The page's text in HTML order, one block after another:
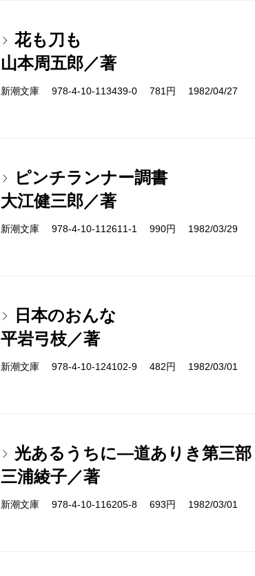
花も刀も
山本周五郎／著
新潮文庫 978-4-10-113439-0 781円 1982/04/27
ピンチランナー調書
大江健三郎／著
新潮文庫 978-4-10-112611-1 990円 1982/03/29
日本のおんな
平岩弓枝／著
新潮文庫 978-4-10-124102-9 482円 1982/03/01
光あるうちに―道ありき第三
三浦綾子／著
新潮文庫 978-4-10-116205-8 693円 1982/03/01